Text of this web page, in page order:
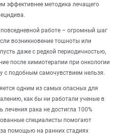
эффективнее методика лечащего
работе – огромный шаг
возникновение тошноты или
даже с редкой периодичностью,
после химиотерапии при онкологии
с подобным самочувствием нельзя.
одним из самых опасных для
как бы ни работали ученые в
лечения рака не достигла 100%
специалисты помогают
за помощью на ранних стадиях